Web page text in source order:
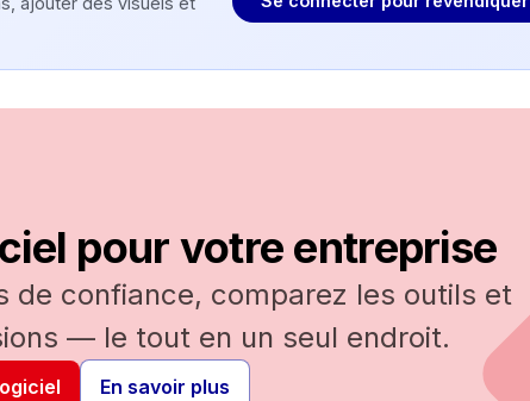
pour votre entreprise
de confiance, comparez les outils et
— le tout en un seul endroit.
En savoir plus